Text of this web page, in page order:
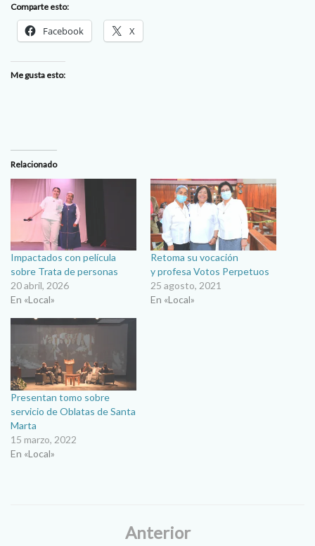
Comparte esto:
Facebook X
Me gusta esto:
Relacionado
Impactados con película
sobre Trata de personas
20 abril, 2026
En «Local»
Retoma su vocación
y profesa Votos Perpetuos
25 agosto, 2021
En «Local»
Presentan tomo sobre
servicio de Oblatas de Santa
Marta
15 marzo, 2022
En «Local»
Anterior